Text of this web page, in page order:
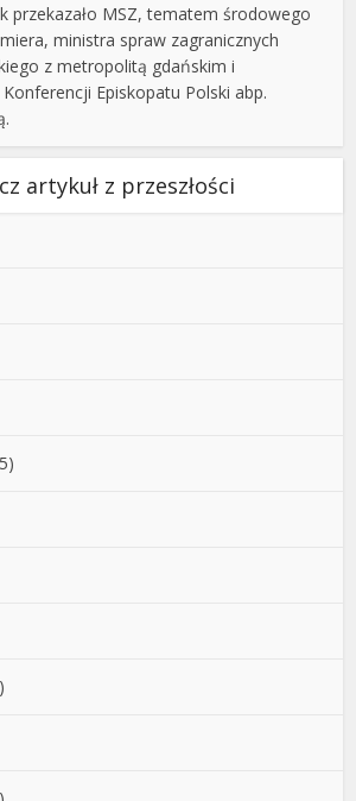
przekazało MSZ, tematem środowego
ministra spraw zagranicznych
z metropolitą gdańskim i
Episkopatu Polski abp.
artykuł z przeszłości